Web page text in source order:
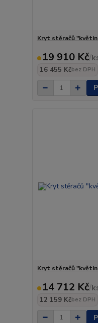
Kryt stěračů
19 910 Kč/
16 455 Kčbez DPH
Kryt stěračů
14 712 Kč/
12 159 Kčbez DPH